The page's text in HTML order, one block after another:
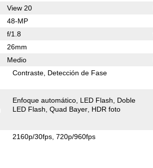
View 20
48-MP
f/1.8
26mm
Medio
Contraste Detección de Fase
Enfoque automático LED Flash
Doble
LED Flash Quad Bayer HDR foto
2160p/30fps 720p/960fps